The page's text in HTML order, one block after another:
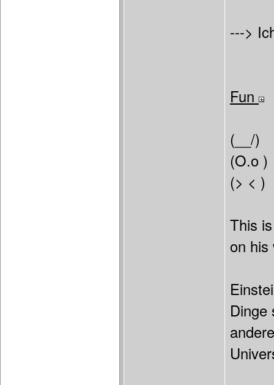
--->
Fun
(__/)
(O.o )
(> < )
This
on his
Dinge